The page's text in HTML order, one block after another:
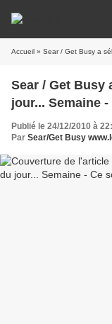
Accueil » Sear / Get Busy a
Sear / Get Busy
jour... Semaine
Publié le 24/12/2010 à
Par Sear/Get Busy